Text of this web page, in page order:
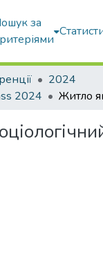
за
2024
2024